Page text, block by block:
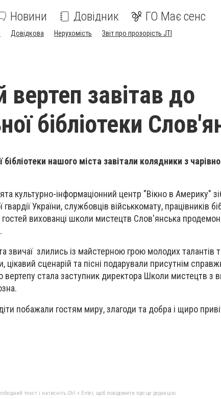
Новини Довідник ГО Має сенс
Довідкова Нерухомість Звіт про прозорість JTI
вертеп завітав до
бібліотеки
бібліотеки нашого міста завітали колядники з
культурно-інформаціонний центр "Вікно в Америку"
гвардії України, службовців військкомату, працівників
вихованці школи мистецтв Слов'янська
та звичаї злились із майстерною грою молодих талантів
сценарій та пісні подарували присутнім
вертепу стала заступник директора Школи мистецтв з
побажали гостям миру, злагоди та добра і щиро
текст і натисніть Ctrl + Enter, щоб повідомити про це редакцію